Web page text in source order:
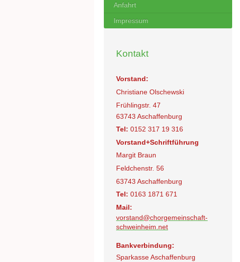
Anfahrt
Impressum
Kontakt
Vorstand:
Christiane Olschewski
Frühlingstr. 47
63743 Aschaffenburg
Tel: 0152 317 19 316
Vorstand+Schriftführung
Margit Braun
Feldchenstr. 56
63743 Aschaffenburg
Tel: 0163 1871 671
Mail:
vorstand@chorgemeinschaft-
schweinheim.net
Bankverbindung:
Sparkasse Aschaffenburg